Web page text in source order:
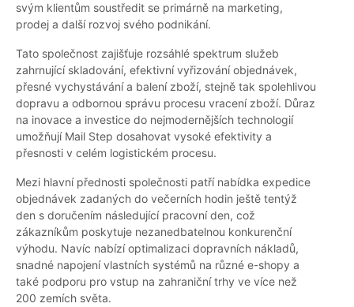
svým klientům soustředit se primárně na marketing,
prodej a další rozvoj svého podnikání.
Tato společnost zajišťuje rozsáhlé spektrum služeb
zahrnující skladování, efektivní vyřizování objednávek,
přesné vychystávání a balení zboží, stejně tak spolehlivou
dopravu a odbornou správu procesu vracení zboží. Důraz
na inovace a investice do nejmodernějších technologií
umožňují Mail Step dosahovat vysoké efektivity a
přesnosti v celém logistickém procesu.
Mezi hlavní přednosti společnosti patří nabídka expedice
objednávek zadaných do večerních hodin ještě tentýž
den s doručením následující pracovní den, což
zákazníkům poskytuje nezanedbatelnou konkurenční
výhodu. Navíc nabízí optimalizaci dopravních nákladů,
snadné napojení vlastních systémů na různé e-shopy a
také podporu pro vstup na zahraniční trhy ve více než
200 zemích světa.